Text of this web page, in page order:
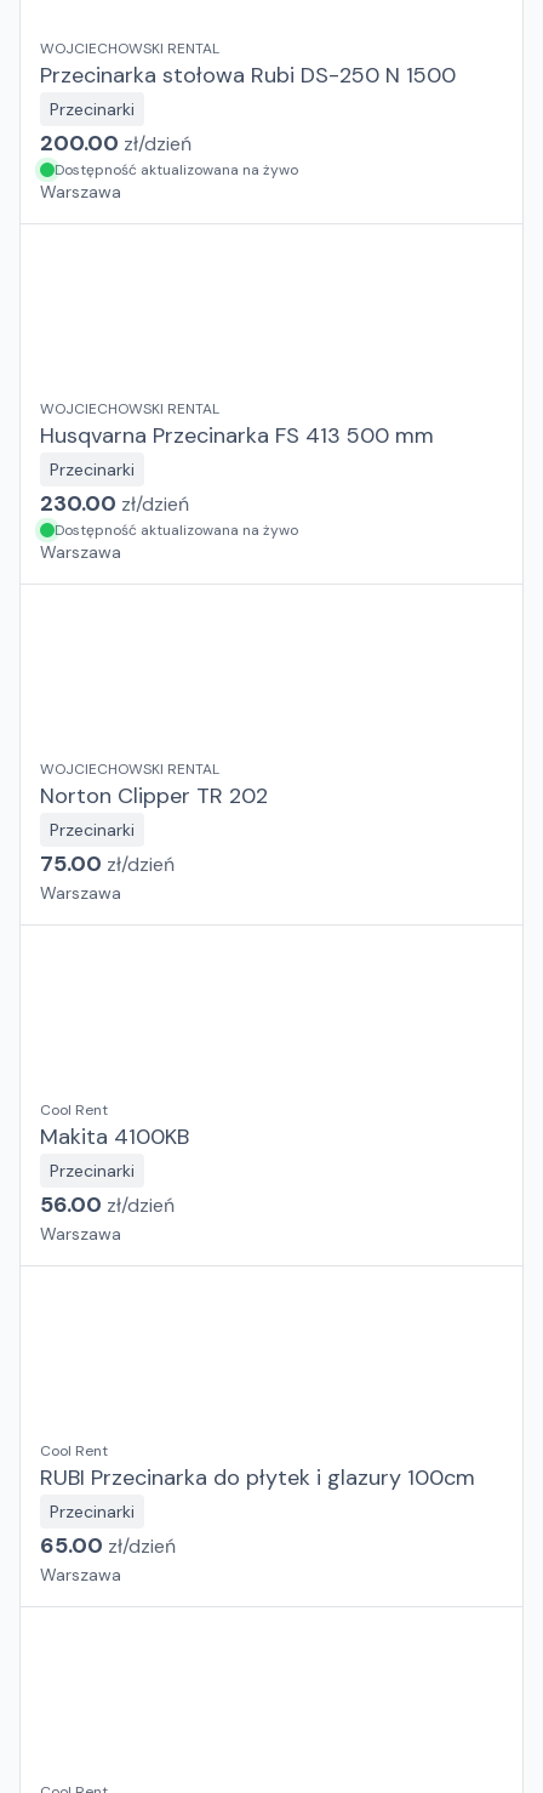
WOJCIECHOWSKI RENTAL
Przecinarka stołowa Rubi DS-250 N 1500
Przecinarki
200.00 zł/dzień
Dostępność aktualizowana na żywo
Warszawa
WOJCIECHOWSKI RENTAL
Husqvarna Przecinarka FS 413 500 mm
Przecinarki
230.00 zł/dzień
Dostępność aktualizowana na żywo
Warszawa
WOJCIECHOWSKI RENTAL
Norton Clipper TR 202
Przecinarki
75.00 zł/dzień
Warszawa
Cool Rent
Makita 4100KB
Przecinarki
56.00 zł/dzień
Warszawa
Cool Rent
RUBI Przecinarka do płytek i glazury 100cm
Przecinarki
65.00 zł/dzień
Warszawa